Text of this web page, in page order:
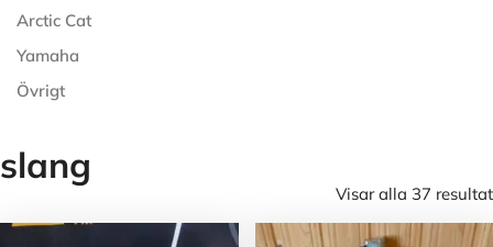
Arctic Cat
Yamaha
Övrigt
slang
Visar alla 37 resultat